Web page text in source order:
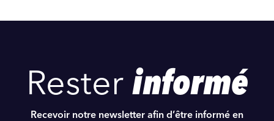
Rester informé
Recevoir notre newsletter afin d’être informé en